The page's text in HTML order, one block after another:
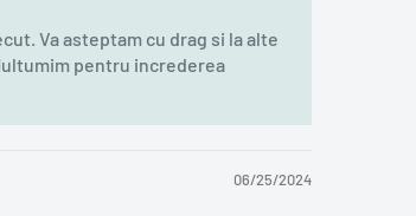
Va asteptam cu drag si la alte
pentru increderea
06/25/2024